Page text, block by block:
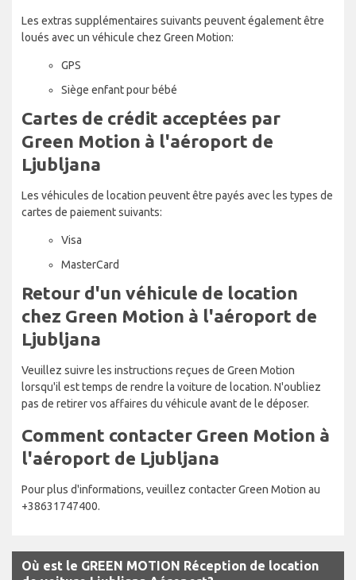
Les extras supplémentaires suivants peuvent également être
loués avec un véhicule chez Green Motion:
GPS
Siège enfant pour bébé
Cartes de crédit acceptées par
Green Motion à l'aéroport de
Ljubljana
Les véhicules de location peuvent être payés avec les types de
cartes de paiement suivants:
Visa
MasterCard
Retour d'un véhicule de location
chez Green Motion à l'aéroport de
Ljubljana
Veuillez suivre les instructions reçues de Green Motion
lorsqu'il est temps de rendre la voiture de location. N'oubliez
pas de retirer vos affaires du véhicule avant de le déposer.
Comment contacter Green Motion à
l'aéroport de Ljubljana
Pour plus d'informations, veuillez contacter Green Motion au
+38631747400.
Où est le GREEN MOTION Réception de location